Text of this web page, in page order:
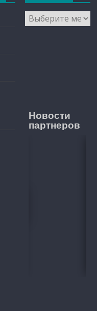
Архивы
Новости
партнеров